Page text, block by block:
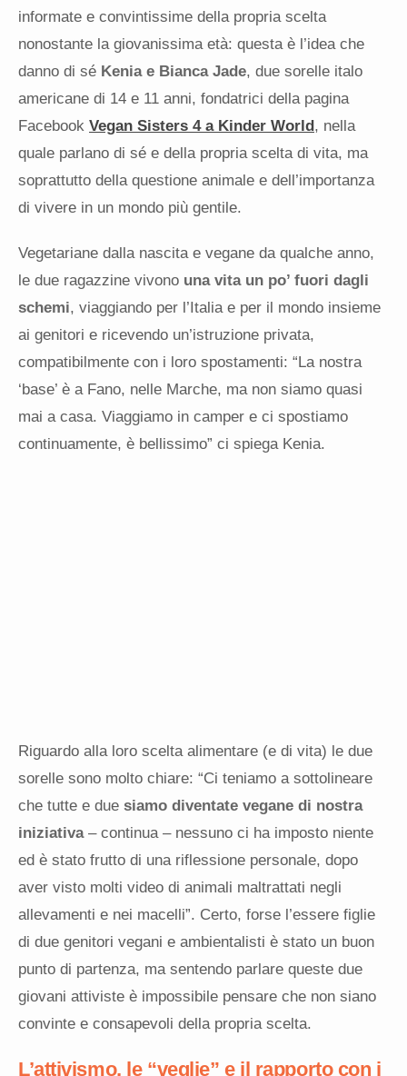
informate e convintissime della propria scelta
nonostante la giovanissima età: questa è l’idea che
danno di sé Kenia e Bianca Jade, due sorelle italo
americane di 14 e 11 anni, fondatrici della pagina
Facebook Vegan Sisters 4 a Kinder World , nella
quale parlano di sé e della propria scelta di vita, ma
soprattutto della questione animale e dell’importanza
di vivere in un mondo più gentile.
Vegetariane dalla nascita e vegane da qualche anno,
le due ragazzine vivono una vita un po’ fuori dagli
schemi, viaggiando per l’Italia e per il mondo insieme
ai genitori e ricevendo un’istruzione privata,
compatibilmente con i loro spostamenti: “La nostra
‘base’ è a Fano, nelle Marche, ma non siamo quasi
mai a casa. Viaggiamo in camper e ci spostiamo
continuamente, è bellissimo” ci spiega Kenia.
Riguardo alla loro scelta alimentare (e di vita) le due
sorelle sono molto chiare: “Ci teniamo a sottolineare
che tutte e due siamo diventate vegane di nostra
iniziativa– continua – nessuno ci ha imposto niente
ed è stato frutto di una riflessione personale, dopo
aver visto molti video di animali maltrattati negli
allevamenti e nei macelli”. Certo, forse l’essere figlie
di due genitori vegani e ambientalisti è stato un buon
punto di partenza, ma sentendo parlare queste due
giovani attiviste è impossibile pensare che non siano
convinte e consapevoli della propria scelta.
L’attivismo, le “veglie” e il rapporto con i